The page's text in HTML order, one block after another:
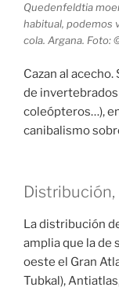
Quedenfeldtia
habitual, podemos
cola. Argana. Foto:
Cazan al
de
coleópteros…),
canibalismo
La distribución
amplia que la de
oeste el Gran
Tubkal),